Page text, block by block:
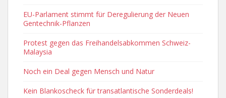
EU-Parlament stimmt für Deregulierung der Neuen
Gentechnik-Pflanzen
Protest gegen das Freihandelsabkommen Schweiz-
Malaysia
Noch ein Deal gegen Mensch und Natur
Kein Blankoscheck für transatlantische Sonderdeals!